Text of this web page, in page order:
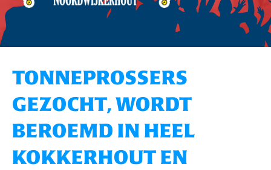
TONNEPROSSERS
GEZOCHT, WORDT
BEROEMD IN HEEL
KOKKERHOUT EN